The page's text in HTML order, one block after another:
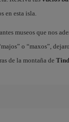
en esta isla.
museos que nos
o “maxos”,
de la montaña de